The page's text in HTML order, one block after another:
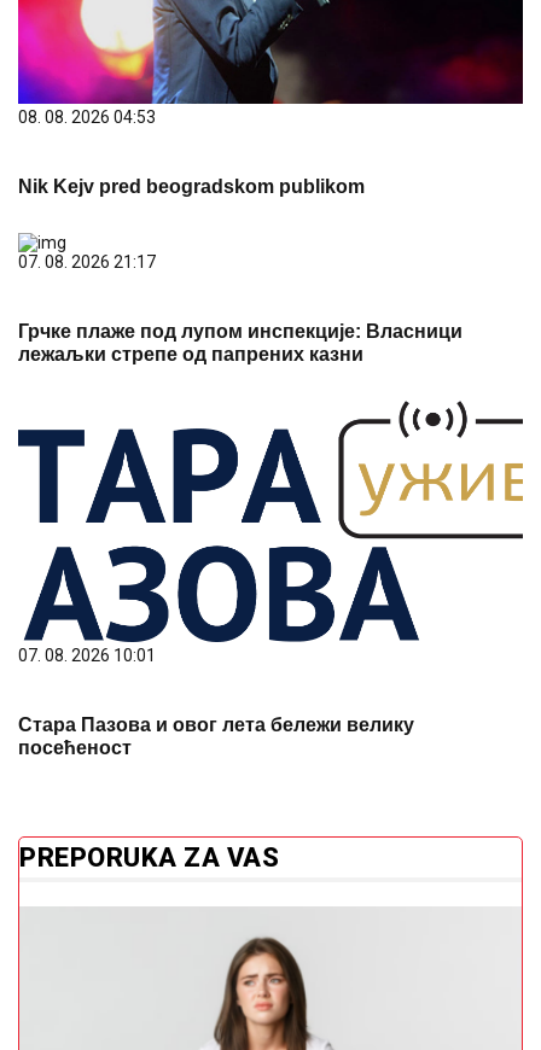
08. 08. 2026 04:53
Nik Kejv pred beogradskom publikom
07. 08. 2026 21:17
Грчке плаже под лупом инспекције: Власници
лежаљки стрепе од папрених казни
07. 08. 2026 10:01
Стара Пазова и овог лета бележи велику
посећеност
PREPORUKA ZA VAS